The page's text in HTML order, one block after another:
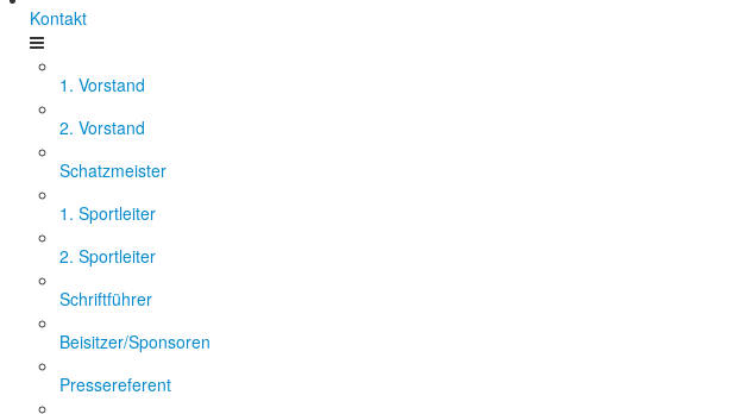
Kontakt
1. Vorstand
2. Vorstand
Schatzmeister
1. Sportleiter
2. Sportleiter
Schriftführer
Beisitzer/Sponsoren
Pressereferent